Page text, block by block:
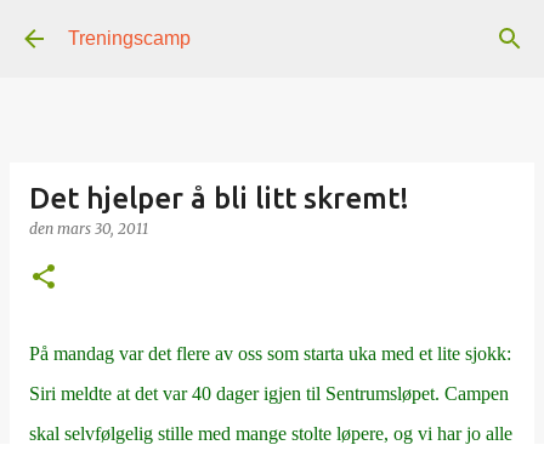
Gå til hovedinnhold
Treningscamp
Det hjelper å bli litt skremt!
den mars 30, 2011
På mandag var det flere av oss som starta uka med et lite sjokk:
Siri meldte at det var 40 dager igjen til Sentrumsløpet. Campen
skal selvfølgelig stille med mange stolte løpere, og vi har jo alle